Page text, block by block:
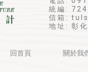
統編:
信箱:
地址: 彰
回首頁 關於我